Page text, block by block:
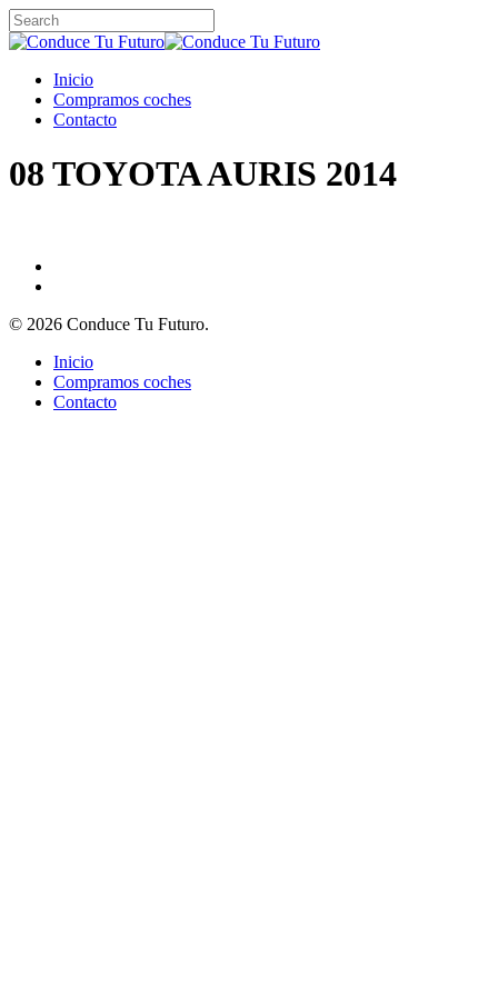
Skip
to
content
Close
Menu
Inicio
Compramos coches
Contacto
08 TOYOTA AURIS 2014
© 2026 Conduce Tu Futuro.
Close
Menu
Inicio
Compramos coches
Contacto